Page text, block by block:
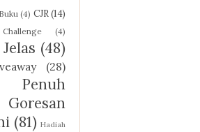
Buku (4) CJR (14)
(4)
(48)
(28)
Penuh
Goresan
(81) Hadiah